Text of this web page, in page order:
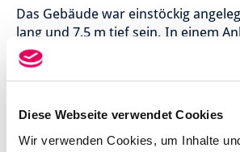
Diese Webseite verwendet Cookies
Wir verwenden Cookies, um Inhalte
Das Gebäude war einstöckig
lang und 7,5 m tief sein. In einem
einigen Öfen und Kesseln – ein 15
Schornstein geplant. Insgesamt
Lager vorgesehen.
Nach einem festgelegten Verfahren